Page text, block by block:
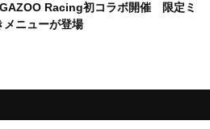
Racing初コラボ開催 限定ミ
メニューが登場